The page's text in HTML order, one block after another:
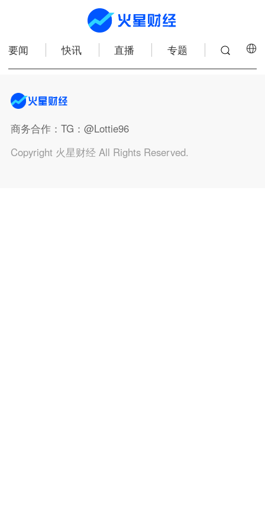
要闻 快讯 直播 专题
商务合作：TG：@Lottie96
Copyright 火星财经 All Rights Reserved.